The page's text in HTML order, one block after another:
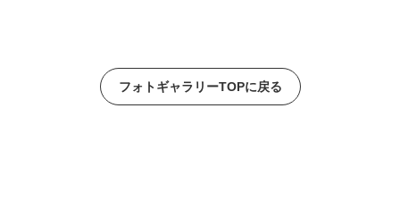
フォトギャラリーTOPに戻る